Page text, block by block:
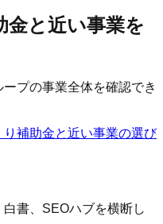
金と近い事業を
プの事業全体を確認でき
り補助金と近い事業の選び
書、SEOハブを横断し